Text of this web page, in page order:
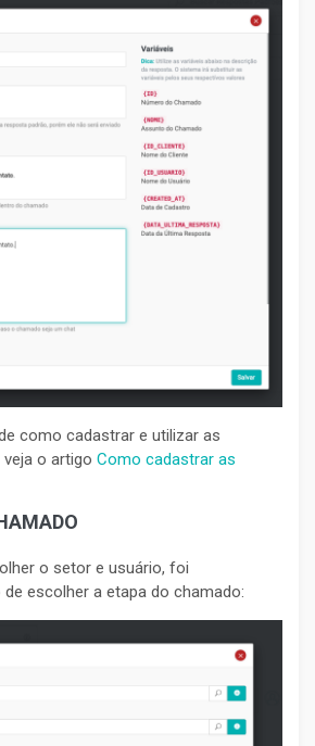
como cadastrar e utilizar as
o artigo Como cadastrar as
o setor e usuário, foi
escolher a etapa do chamado: